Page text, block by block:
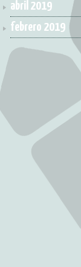
abril 2019
febrero 2019